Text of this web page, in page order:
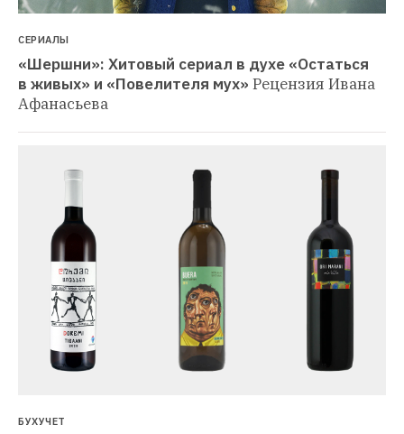
СЕРИАЛЫ
«Шершни»: Хитовый сериал в духе «Остаться
в живых» и «Повелителя мух» Рецензия Ивана
Афанасьева
БУХУЧЕТ